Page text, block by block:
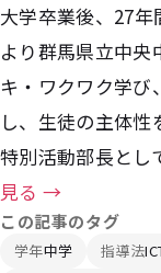
大学卒業後、27
より群馬県立中央
キ・ワクワク学び
し、生徒の主体性
特別活動部長と
見る →
この記事のタグ
学年中学 指導法